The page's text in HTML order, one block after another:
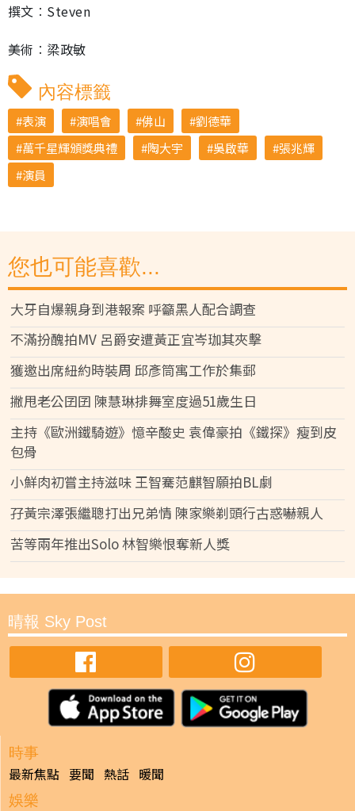
撰文︰Steven
美術︰梁政敏
內容標籤
表演 演唱會 佛山
劉德華
萬千星輝頒獎典禮
陶大宇 吳啟華
張兆輝
演員
您也可能喜歡...
大牙自爆親身到港報案 呼籲黑人配合調查
不滿扮醜拍MV 呂爵安遭黃正宜岑珈其夾擊
獲邀出席紐約時裝周 邱彥筒寓工作於集郵
撇甩老公囝囝 陳慧琳排舞室度過51歲生日
主持《歐洲鐵騎遊》憶辛酸史 袁偉豪拍《鐵探》瘦到皮
包骨
小鮮肉初嘗主持滋味 王智騫范麒智願拍BL劇
孖黃宗澤張繼聰打出兄弟情 陳家樂剃頭行古惑嚇親人
苦等兩年推出Solo 林智樂恨奪新人獎
晴報 Sky Post
時事
最新焦點 要聞 熱話 暖聞
娛樂